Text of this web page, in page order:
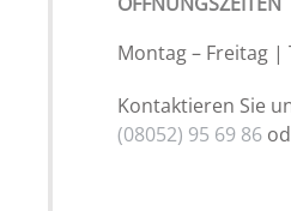
Montag – Freitag
Kontaktieren Sie
(08052) 95 69 86